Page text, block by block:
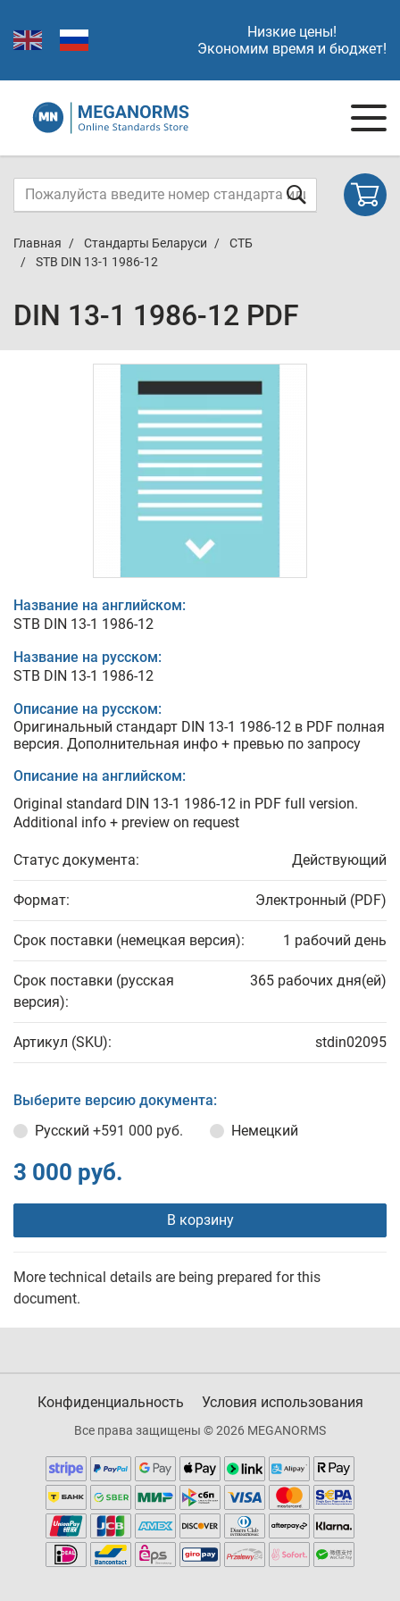
Низкие цены!
Экономим время и бюджет!
Главная Стандарты Беларуси
СТБ
STB DIN 13-1 1986-12
DIN 13-1 1986-12 PDF
Название на английском:
STB DIN 13-1 1986-12
Название на русском:
STB DIN 13-1 1986-12
Описание на русском:
Оригинальный стандарт DIN 13-1 1986-12 в PDF полная
версия. Дополнительная инфо + превью по запросу
Описание на английском:
Original standard DIN 13-1 1986-12 in PDF full version.
Additional info + preview on request
Статус документа: Действующий
Формат: Электронный (PDF)
Срок поставки (немецкая версия): 1 рабочий день
Срок поставки (русская
версия):
365 рабочих дня(ей)
Артикул (SKU): stdin02095
Выберите версию документа:
Русский +591 000 руб. Немецкий
3 000 руб.
В корзину
More technical details are being prepared for this
document.
Конфиденциальность Условия использования
Все права защищены © 2026 MEGANORMS